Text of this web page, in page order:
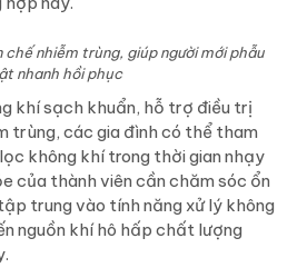
chế nhiễm trùng, giúp người mới phẫu
nhanh hồi phục
khí sạch khuẩn, hỗ trợ điều trị
trùng, các gia đình có thể tham
không khí trong thời gian nhạy
của thành viên cần chăm sóc ổn
trung vào tính năng xử lý không
nguồn khí hô hấp chất lượng